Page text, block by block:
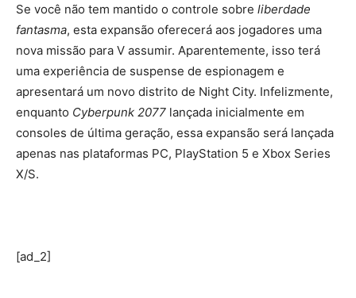
Se você não tem mantido o controle sobre liberdade
fantasma, esta expansão oferecerá aos jogadores uma
nova missão para V assumir. Aparentemente, isso terá
uma experiência de suspense de espionagem e
apresentará um novo distrito de Night City. Infelizmente,
enquanto Cyberpunk 2077 lançada inicialmente em
consoles de última geração, essa expansão será lançada
apenas nas plataformas PC, PlayStation 5 e Xbox Series
X/S.
[ad_2]